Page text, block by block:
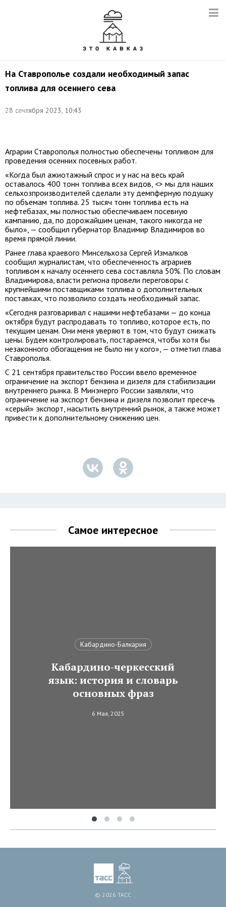
На Ставрополье создали необходимый запас
топлива для осеннего сева
28 сентября 2023, 10:43
Валерий
Аграрии Ставрополья полностью обеспечены топливом для
проведения осенних посевных работ.
«Когда был ажиотажный спрос и у нас на весь край
оставалось 400 тонн топлива всех видов, <> мы для наших
сельхозпроизводителей сделали эту демпферную подушку
по объемам топлива. 25 тысяч тонн топлива есть на
нефтебазах, мы полностью обеспечиваем посевную
кампанию, да, по дорожайшим ценам, такого никогда не
было», — сообщил губернатор Владимир Владимиров во
время прямой линии.
Ранее глава краевого Минсельхоза Сергей Измалков
сообщил журналистам, что обеспеченность аграриев
топливом к началу осеннего сева составляла 50%. По словам
Владимирова, власти региона провели переговоры с
крупнейшими поставщиками топлива о дополнительных
поставках, что позволило создать необходимый запас.
«Сегодня разговаривал с нашими нефтебазами — до конца
октября будут распродавать то топливо, которое есть, по
текущим ценам. Они меня уверяют в том, что будут снижать
цены. Будем контролировать, постараемся, чтобы хотя бы
незаконного обогащения не было ни у кого», — отметил глава
Ставрополья.
С 21 сентября правительство России ввело временное
ограничение на экспорт бензина и дизеля для стабилизации
внутреннего рынка. В Минэнерго России заявляли, что
ограничение на экспорт бензина и дизеля позволит пресечь
«серый» экспорт, насытить внутренний рынок, а также может
привести к дополнительному снижению цен.
Самое интересное
Кабардино-Балкария
Кабардино-черкесский
язык: история и словарь
основных фраз
6 Мая, 2025
© 2026 ТАСС